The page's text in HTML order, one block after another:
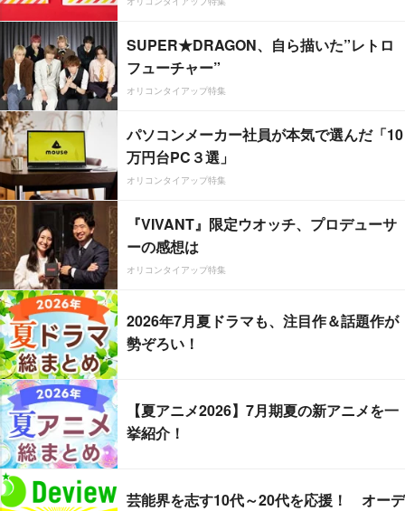
SUPER★DRAGON、自ら描いた”レトロ
フューチャー”
オリコンタイアップ特集
パソコンメーカー社員が本気で選んだ「10
万円台PC３選」
オリコンタイアップ特集
『VIVANT』限定ウオッチ、プロデューサ
ーの感想は
オリコンタイアップ特集
2026年7月夏ドラマも、注目作＆話題作が
勢ぞろい！
【夏アニメ2026】7月期夏の新アニメを一
挙紹介！
芸能界を志す10代～20代を応援！ オーデ